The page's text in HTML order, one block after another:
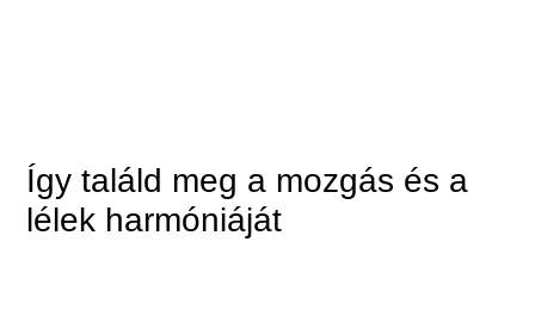
Így találd meg a mozgás és a
lélek harmóniáját